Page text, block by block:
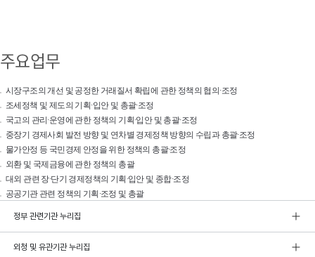
주요업무
시장구조의 개선 및 공정한 거래질서 확립에 관한 정책의 협의·조정
조세정책 및 제도의 기획·입안 및 총괄·조정
국고의 관리·운영에 관한 정책의 기획·입안 및 총괄·조정
중장기 경제사회 발전 방향 및 연차별 경제정책 방향의 수립과 총괄·조정
물가안정 등 국민경제 안정을 위한 정책의 총괄·조정
외환 및 국제금융에 관한 정책의 총괄
대외 관련 장·단기 경제정책의 기획·입안 및 종합·조정
공공기관 관련 정책의 기획·조정 및 총괄
정부 관련기관 누리집
외청 및 유관기관 누리집